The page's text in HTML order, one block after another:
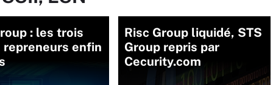
: les trois
repreneurs enfin
Risc Group liquidé, STS
Group repris par
Cecurity.com